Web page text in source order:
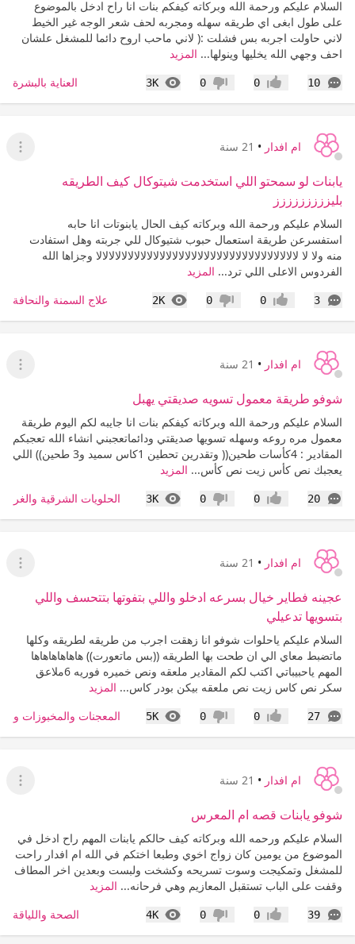
السلام عليكم ورحمة الله وبركاته كيفكم بنات انا راح ادخل بالموضوع
على طول ابغى اي طريقه سهله ومجربه لحف شعر الوجه غير الخيط
لاني حاولت اجربه بس فشلت :( لاني ماحب اروح دائما للمشغل علشان
احف وجهي الله يخليها وينولها... المزيد
10
التعليقات إعجاب0 عدم إعجاب
0
3K
المشاهدات العناية بالبشرة
ام افدار • 21 سنة
عرض
يابنات لو سمحتو اللي استخدمت شيتوكال كيف الطريقه
بليززززززززز
السلام عليكم ورحمة الله وبركاته كيف الحال يابنوتات انا حابه
استفسرعن طريقة استعمال حبوب شتيوكال للي جربته وهل استفادت
منه ولا لا لالالالالالالالالالالالالالالالالالالالالالالالالالالالالالالالا وجزاها الله
الفردوس الاعلى اللي ترد... المزيد
3
التعليقات إعجاب0 عدم إعجاب
0
2K
المشاهدات علاج السمنة والنحافة
ام افدار • 21 سنة
عرض
شوفو طريقة معمول تسويه صديقتي يهبل
السلام عليكم ورحمة الله وبركاته كيفكم بنات انا جايبه لكم اليوم طريقة
معمول مره روعه وسهله تسويها صديقتي ودائماتعجبني انشاء الله تعجبكم
المقادير : 4كأسات طحين(( وتقدرين تحطين 1كاس سميد و3 طحين)) اللي
يعجبك نص كأس زيت نص كأس... المزيد
20
التعليقات إعجاب0 عدم إعجاب
0
3K
المشاهدات الحلويات الشرقية والغربية
ام افدار • 21 سنة
عرض
عجينه فطاير خيال بسرعه ادخلو واللي بتفوتها بتتحسف واللي
بتسويها تدعيلي
السلام عليكم ياحلوات شوفو انا زهقت اجرب من طريقه لطريقه وكلها
ماتضبط معاي الي ان طحت بها الطريقه ((بس ماتعورت)) هاهاهاهاهاها
المهم ياحبيباتي اكتب لكم المقادير ملعقه ونص خميره فوريه 6ملاعق
سكر نص كاس زيت نص ملعقه بيكن بودر كاس... المزيد
27
التعليقات إعجاب0 عدم إعجاب
0
5K
المشاهدات المعجنات والمخبوزات
ام افدار • 21 سنة
عرض
شوفو يابنات قصه ام المعرس
السلام عليكم ورحمه الله وبركاته كيف حالكم يابنات المهم راح ادخل في
الموضوع من يومين كان زواج اخوي وطبعا اختكم في الله ام افدار راحت
للمشغل وتمكيجت وسوت تسريحه وكشخت ولبست وبعدين اخر المطاف
وقفت على الباب تستقبل المعازيم وهي فرحانه... المزيد
39
التعليقات إعجاب0 عدم إعجاب
0
4K
المشاهدات الصحة واللياقة